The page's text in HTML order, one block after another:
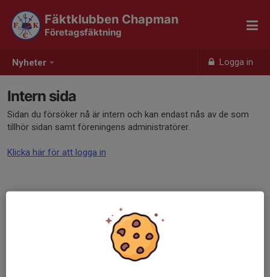
Nyheter Logga in
Fäktklubben Chapman
Företagsfäktning
Intern sida
Sidan du försöker nå är intern och kan endast nås av de som
tillhör sidan samt föreningens administratörer.
Klicka här för att logga in